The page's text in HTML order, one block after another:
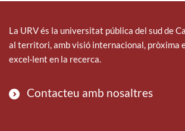
La URV és la universitat pública del sud de
al territori, amb visió internacional, pròxima
excel·lent en la recerca.
Contacteu amb nosaltres